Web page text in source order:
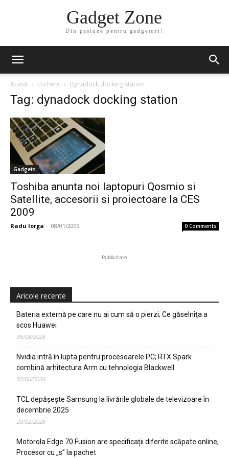
Gadget Zone
Din pasiune pentru gadgeturi!
Acasă Etichete Dynadock docking station
Tag: dynadock docking station
Gadgets
Toshiba anunta noi laptopuri Qosmio si
Satellite, accesorii si proiectoare la CES
2009
Radu Iorga - 08/01/2009 0 Comments
Publicitate
Aricole recente
Bateria externă pe care nu ai cum să o pierzi; Ce găselniţa a
scos Huawei
05/08/2026
Nvidia intră în lupta pentru procesoarele PC; RTX Spark
combină arhitectura Arm cu tehnologia Blackwell
02/06/2026
TCL depășește Samsung la livrările globale de televizoare în
decembrie 2025
20/02/2026
Motorola Edge 70 Fusion are specificații diferite scăpate online;
Procesor cu „s” la pachet